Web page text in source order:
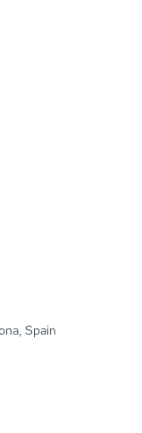
Spain